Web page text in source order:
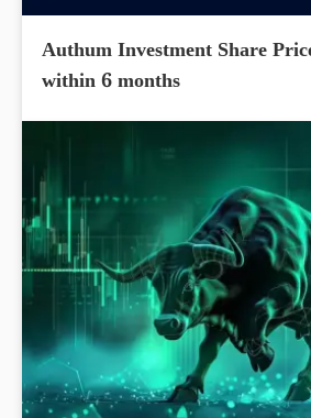
Authum Investment Share
within 6 months